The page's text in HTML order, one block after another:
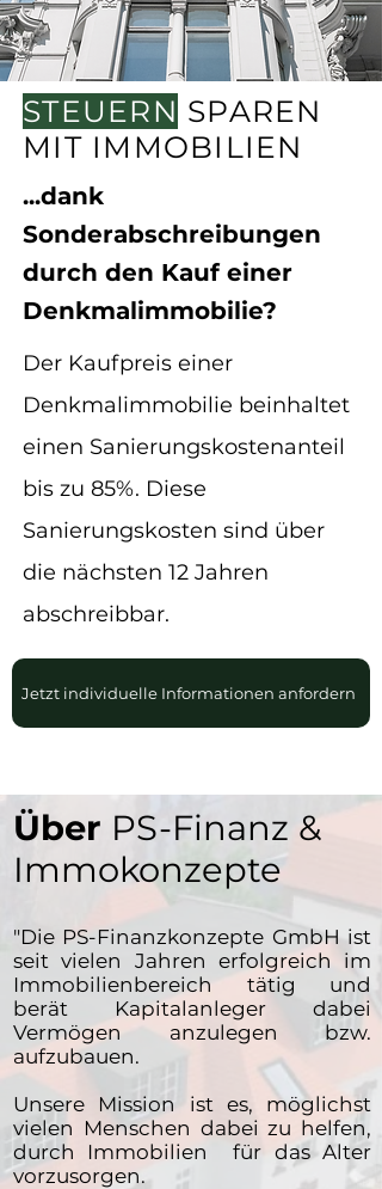
STEUERN SPAREN
MIT IMMOBILIEN
...dank
Sonderabschreibungen
durch den Kauf einer
Denkmalimmobilie?
Der Kaufpreis einer
Denkmalimmobilie beinhaltet
einen Sanierungskostenanteil
bis zu 85%. Diese
Sanierungskosten sind über
die nächsten 12 Jahren
abschreibbar.
Jetzt individuelle Informationen anfordern
Über PS-Finanz &
Immokonzepte
"Die PS-Finanzkonzepte GmbH ist
seit vielen Jahren erfolgreich im
Immobilienbereich tätig und
berät Kapitalanleger dabei
Vermögen anzulegen bzw.
aufzubauen.
Unsere Mission ist es, möglichst
vielen Menschen dabei zu helfen,
durch Immobilien für das Alter
vorzusorgen.